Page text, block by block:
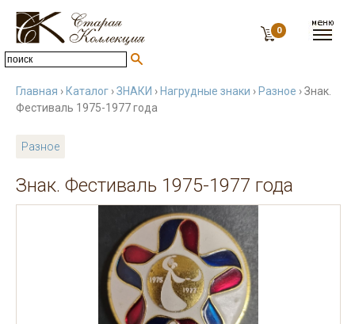
0
Главная › Каталог ›ЗНАКИ › Нагрудные знаки › Разное › Знак.
Фестиваль 1975-1977 года
Разное
Знак. Фестиваль 1975-1977 года